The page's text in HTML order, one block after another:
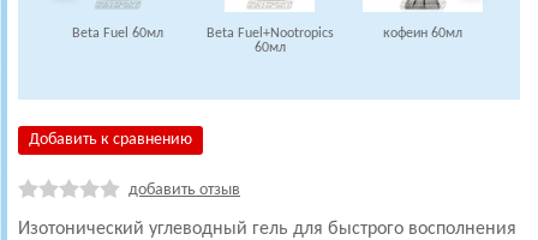
Beta Fuel 60мл
Beta Fuel+Nootropics
60мл
кофеин 60мл
Добавить к сравнению
добавить отзыв
Изотонический углеводный гель для быстрого восполнения